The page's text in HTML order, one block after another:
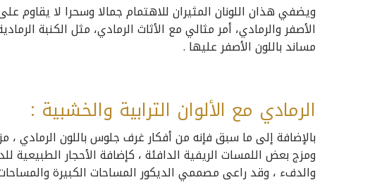
ويضفي هذان اللونان المثيران للاهتمام جمالا وسحرا لا يقاوم
الأصفر والرمادي، أمر مثالي مع الأثاث الرمادي، مثل الكنبة
مساند باللون الأصفر عليها .
الرمادي مع الألوان الترابية والخشبية :
بالإضافة إلى ما سبق فإنه من أفكار غرف جلوس باللون الرمادي ،
ومزج بعض اللمسات الريفية الدافئة ، كإضافة الأحجار الطبيعية
والدفء ، وقد راعى مصممي الديكور المساحات الكبيرة